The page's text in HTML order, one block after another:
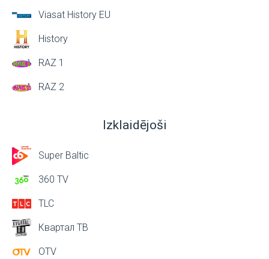
Viasat History EU
History
RAZ 1
RAZ 2
Izklaidējoši
Super Baltic
360 TV
TLC
Квартал ТВ
OTV